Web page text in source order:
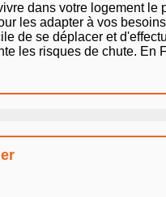
dans votre logement
les adapter à vos
de se déplacer et
les risques de chute. En